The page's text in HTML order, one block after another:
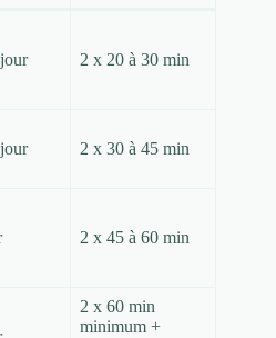
2 x 20 à 30 min
2 x 30 à 45 min
2 x 45 à 60 min
2 x 60 min
minimum +